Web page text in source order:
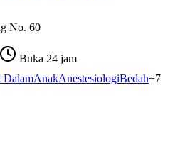
No. 60
Buka 24 jam
DalamAnakAnestesiologiBedah+7